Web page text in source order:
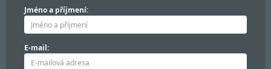
Jméno a příjmení:
E-mail: